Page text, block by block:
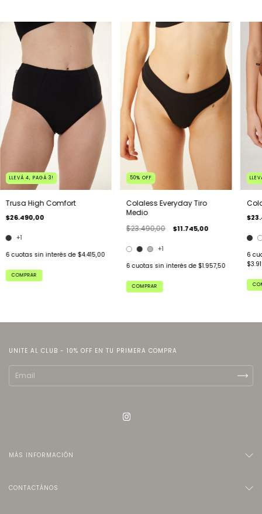
LLEVÁ 4, PAGÁ 3!
Trusa High Comfort
$26.490,00
+1
6 cuotas sin interés de $4.415,00
COMPRAR
50% OFF
Colaless Everyday Tiro
Medio
$23.490,00
$11.745,00
+1
6 cuotas sin interés de $1.957,50
COMPRAR
6
UNITE AL CLUB - 10% OFF EN TU PRIMERA COMPRA
MÁS INFORMACIÓN
CONTACTÁNOS